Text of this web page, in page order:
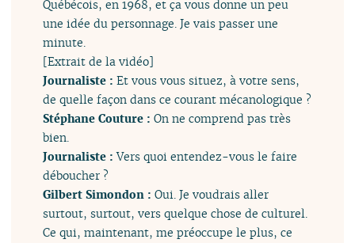
Québécois, en 1968, et ça vous donne un peu
une idée du personnage. Je vais passer une
minute.
[Extrait de la vidéo]
Journaliste :Et vous vous situez, à votre sens,
de quelle façon dans ce courant mécanologique ?
Stéphane Couture :On ne comprend pas très
bien.
Journaliste :Vers quoi entendez-vous le faire
déboucher ?
Gilbert Simondon :Oui. Je voudrais aller
surtout, surtout, vers quelque chose de culturel.
Ce qui, maintenant, me préoccupe le plus, ce